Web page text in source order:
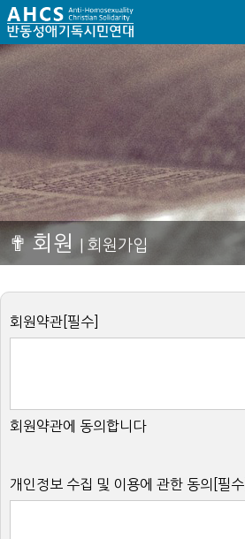
✟ 회원 | 회원가입
회원약관[필수]
회원약관에 동의합니다
개인정보 수집 및 이용에 관한 동의[필수]